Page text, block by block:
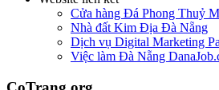
Cửa hàng Đá Phong Thuỷ
Nhà đất Kim Địa Đà Nẵng
Dịch vụ Digital Marketing
Việc làm Đà Nẵng